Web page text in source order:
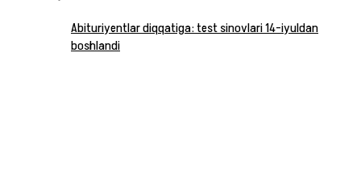
Abituriyentlar diqqatiga: test sinovlari 14-iyuldan
boshlandi